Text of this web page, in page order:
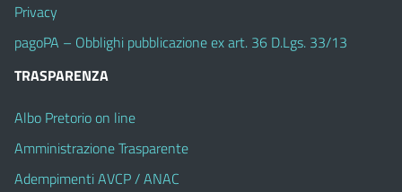
Privacy
pagoPA – Obblighi pubblicazione ex art. 36 D.Lgs. 33/13
TRASPARENZA
Albo Pretorio on line
Amministrazione Trasparente
Adempimenti AVCP / ANAC